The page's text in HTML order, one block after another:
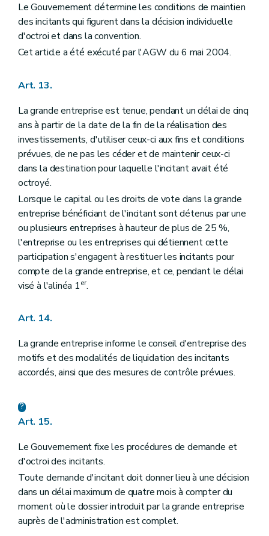
Le Gouvernement détermine les conditions de maintien
des incitants qui figurent dans la décision individuelle
d'octroi et dans la convention.
Cet article a été exécuté par l'AGW du 6 mai 2004.
Art. 13.
La grande entreprise est tenue, pendant un délai de cinq
ans à partir de la date de la fin de la réalisation des
investissements, d'utiliser ceux-ci aux fins et conditions
prévues, de ne pas les céder et de maintenir ceux-ci
dans la destination pour laquelle l'incitant avait été
octroyé.
Lorsque le capital ou les droits de vote dans la grande
entreprise bénéficiant de l'incitant sont détenus par une
ou plusieurs entreprises à hauteur de plus de 25 %,
l'entreprise ou les entreprises qui détiennent cette
participation s'engagent à restituer les incitants pour
compte de la grande entreprise, et ce, pendant le délai
visé à l'alinéa 1er.
Art. 14.
La grande entreprise informe le conseil d'entreprise des
motifs et des modalités de liquidation des incitants
accordés, ainsi que des mesures de contrôle prévues.
Art. 15.
Le Gouvernement fixe les procédures de demande et
d'octroi des incitants.
Toute demande d'incitant doit donner lieu à une décision
dans un délai maximum de quatre mois à compter du
moment où le dossier introduit par la grande entreprise
auprès de l'administration est complet.